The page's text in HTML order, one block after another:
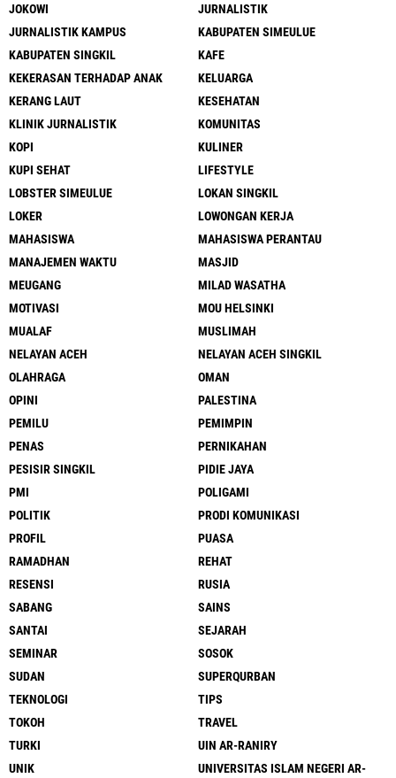
JOKOWI
JURNALISTIK
JURNALISTIK KAMPUS
KABUPATEN SIMEULUE
KABUPATEN SINGKIL
KAFE
KEKERASAN TERHADAP ANAK
KELUARGA
KERANG LAUT
KESEHATAN
KLINIK JURNALISTIK
KOMUNITAS
KOPI
KULINER
KUPI SEHAT
LIFESTYLE
LOBSTER SIMEULUE
LOKAN SINGKIL
LOKER
LOWONGAN KERJA
MAHASISWA
MAHASISWA PERANTAU
MANAJEMEN WAKTU
MASJID
MEUGANG
MILAD WASATHA
MOTIVASI
MOU HELSINKI
MUALAF
MUSLIMAH
NELAYAN ACEH
NELAYAN ACEH SINGKIL
OLAHRAGA
OMAN
OPINI
PALESTINA
PEMILU
PEMIMPIN
PENAS
PERNIKAHAN
PESISIR SINGKIL
PIDIE JAYA
PMI
POLIGAMI
POLITIK
PRODI KOMUNIKASI
PROFIL
PUASA
RAMADHAN
REHAT
RESENSI
RUSIA
SABANG
SAINS
SANTAI
SEJARAH
SEMINAR
SOSOK
SUDAN
SUPERQURBAN
TEKNOLOGI
TIPS
TOKOH
TRAVEL
TURKI
UIN AR-RANIRY
UNIK
UNIVERSITAS ISLAM NEGERI AR-